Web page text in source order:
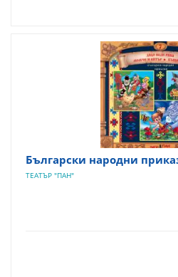
Български народни
ТЕАТЪР "ПАН"